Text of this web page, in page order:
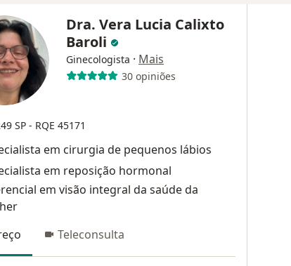
Dra. Vera Lucia Calixto
Baroli
Ginecologista · Mais
30 opiniões
SP - RQE 45171
em cirurgia de pequenos lábios
em reposição hormonal
em visão integral da saúde da
Teleconsulta